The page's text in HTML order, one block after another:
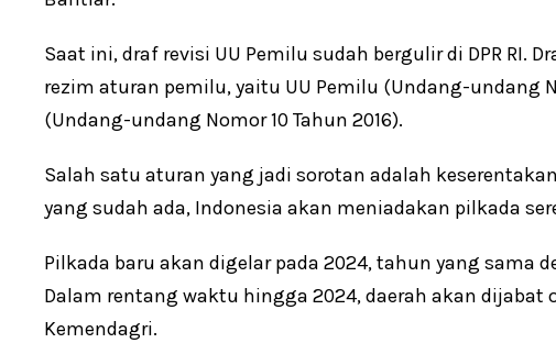
Saat ini, draf revisi UU Pemilu sudah bergulir di DPR RI.
rezim aturan pemilu, yaitu UU Pemilu (Undang-undang
(Undang-undang Nomor 10 Tahun 2016).
Salah satu aturan yang jadi sorotan adalah
yang sudah ada, Indonesia akan meniadakan pilkada
Pilkada baru akan digelar pada 2024, tahun yang sama
Dalam rentang waktu hingga 2024, daerah akan
Kemendagri.